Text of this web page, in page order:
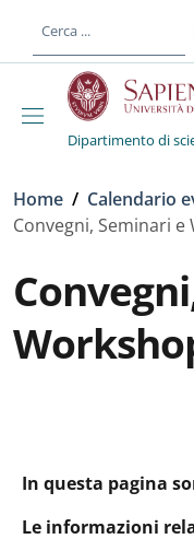
al contenuto
Dipartimento di
Briciole di pane
Home / Calendario
Convegni, Seminari
In questa pagina
Le informazioni